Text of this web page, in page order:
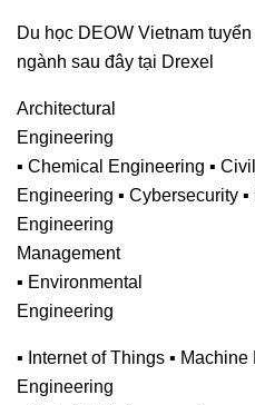
Du học DEOW Vietnam
ngành sau đây tại Drexel
Architectural
Engineering
▪ Chemical Engineering ▪
Engineering ▪ Cybersecurity
Engineering
Management
▪ Environmental
Engineering
▪ Internet of Things ▪ Machine
Engineering